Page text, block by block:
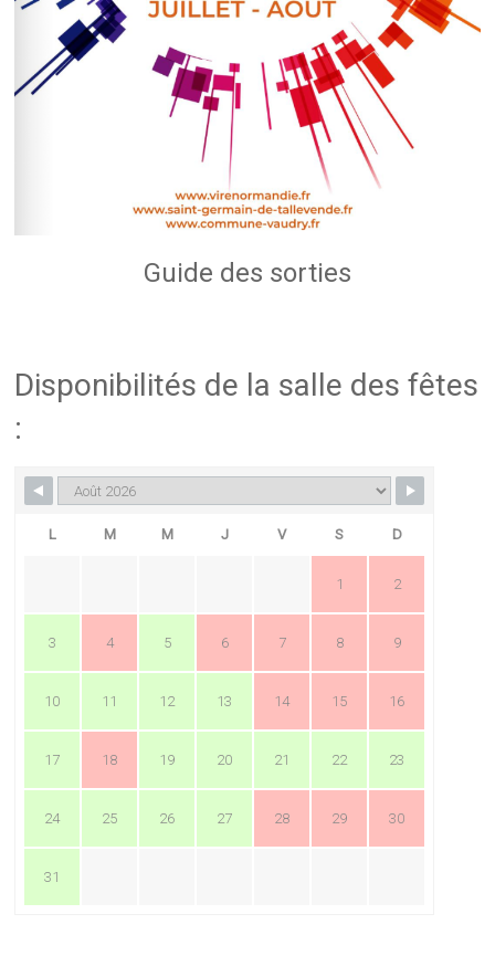
Guide des sorties
Disponibilités de la salle des fêtes
:
L M M J V S D
1 2
3 4 5 6 7 8 9
10 11 12 13 14 15 16
17 18 19 20 21 22 23
24 25 26 27 28 29 30
31